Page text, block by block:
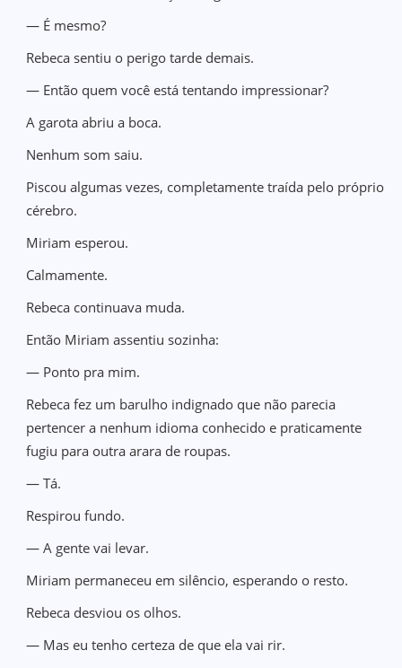
— É mesmo?
Rebeca sentiu o perigo tarde demais.
— Então quem você está tentando impressionar?
A garota abriu a boca.
Nenhum som saiu.
Piscou algumas vezes, completamente traída pelo próprio
cérebro.
Miriam esperou.
Calmamente.
Rebeca continuava muda.
Então Miriam assentiu sozinha:
— Ponto pra mim.
Rebeca fez um barulho indignado que não parecia
pertencer a nenhum idioma conhecido e praticamente
fugiu para outra arara de roupas.
— Tá.
Respirou fundo.
— A gente vai levar.
Miriam permaneceu em silêncio, esperando o resto.
Rebeca desviou os olhos.
— Mas eu tenho certeza de que ela vai rir.